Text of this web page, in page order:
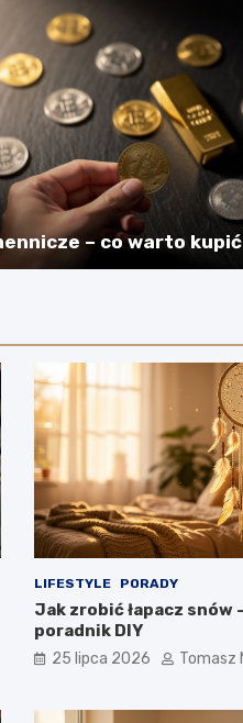
– co warto
LIFESTYLE PORADY
Jak zrobić łapacz snów
poradnik DIY
25 lipca 2026 Tomasz